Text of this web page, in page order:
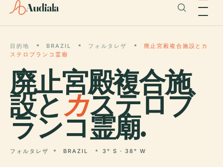
Audiala
目的地 BRAZIL フォルタレザ
廃止宮殿複合施設とカ
ステロブランコ霊廟
廃止宮殿複合施
設とカステロブ
ランコ霊廟.
フォルタレザ BRAZIL 3° S · 38° W